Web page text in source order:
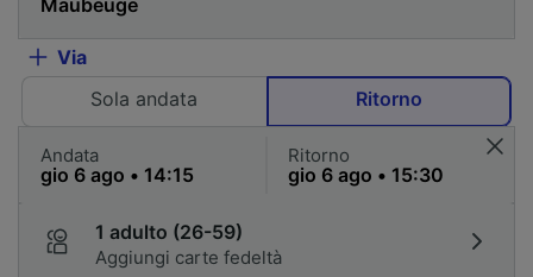
Via
Sola andata
Ritorno
Andata Ritorno
1 adulto (26-59)
Aggiungi carte fedeltà